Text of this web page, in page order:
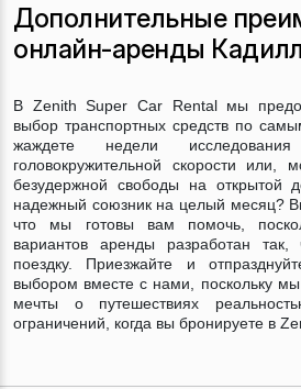
Дополнительные
онлайн-аренды
В Zenith Super Car Rental мы
выбор транспортных средств по
жаждете недели
головокружительной скорости или,
безудержной свободы на открытой
надежный союзник на целый месяц?
что мы готовы вам помочь,
вариантов аренды разработан
поездку. Приезжайте и
выбором вместе с нами, поскольку
мечты о путешествиях
ограничений, когда вы бронируете в